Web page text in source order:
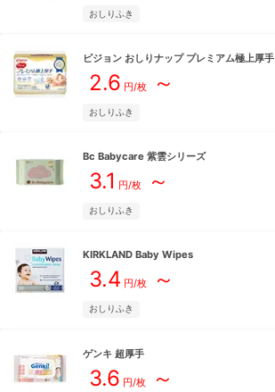
おしりふき
ピジョン おしりナップ プレミアム極上厚手
2.6 円/枚～
おしりふき
Bc Babycare 紫雲シリーズ
3.1 円/枚～
おしりふき
KIRKLAND Baby Wipes
3.4 円/枚～
おしりふき
ゲンキ 超厚手
3.6 円/枚～